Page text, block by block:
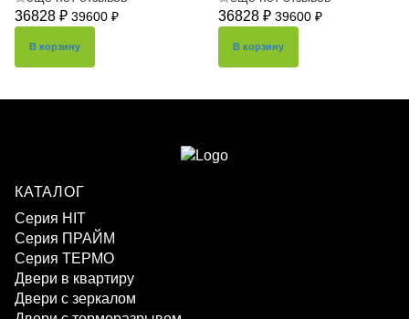
36828 ₽ 39600 ₽
В корзину
36828 ₽ 39600 ₽
В корзину
КАТАЛОГ
Серия HIT
Серия ПРАЙМ
Серия ТЕРМО
Двери в квартиру
Двери с зеркалом